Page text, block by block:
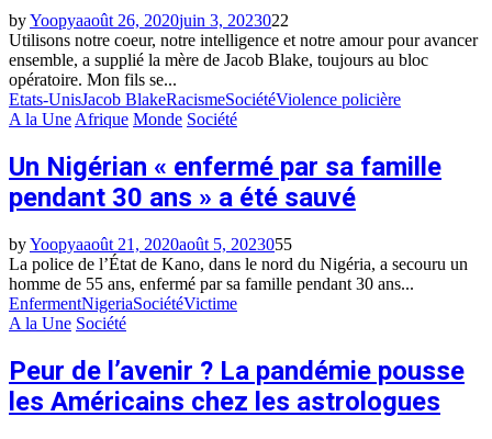
byYoopyaaoût 26, 2020juin 3, 2023022
Utilisons notre coeur, notre intelligence et notre amour pour avancer
ensemble, a supplié la mère de Jacob Blake, toujours au bloc
opératoire. Mon fils se...
Etats-UnisJacob BlakeRacismeSociétéViolence policière
A la Une Afrique Monde Société
Un Nigérian « enfermé par sa famille
pendant 30 ans » a été sauvé
byYoopyaaoût 21, 2020août 5, 2023055
La police de l’État de Kano, dans le nord du Nigéria, a secouru un
homme de 55 ans, enfermé par sa famille pendant 30 ans...
EnfermentNigeriaSociétéVictime
A la Une Société
Peur de l’avenir ? La pandémie pousse
les Américains chez les astrologues